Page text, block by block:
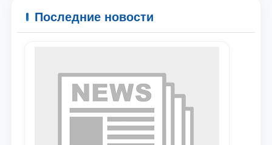
Последние новости